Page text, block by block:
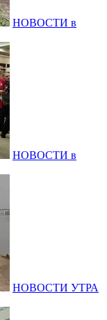
НОВОСТИ в
НОВОСТИ в
НОВОСТИ УТРА